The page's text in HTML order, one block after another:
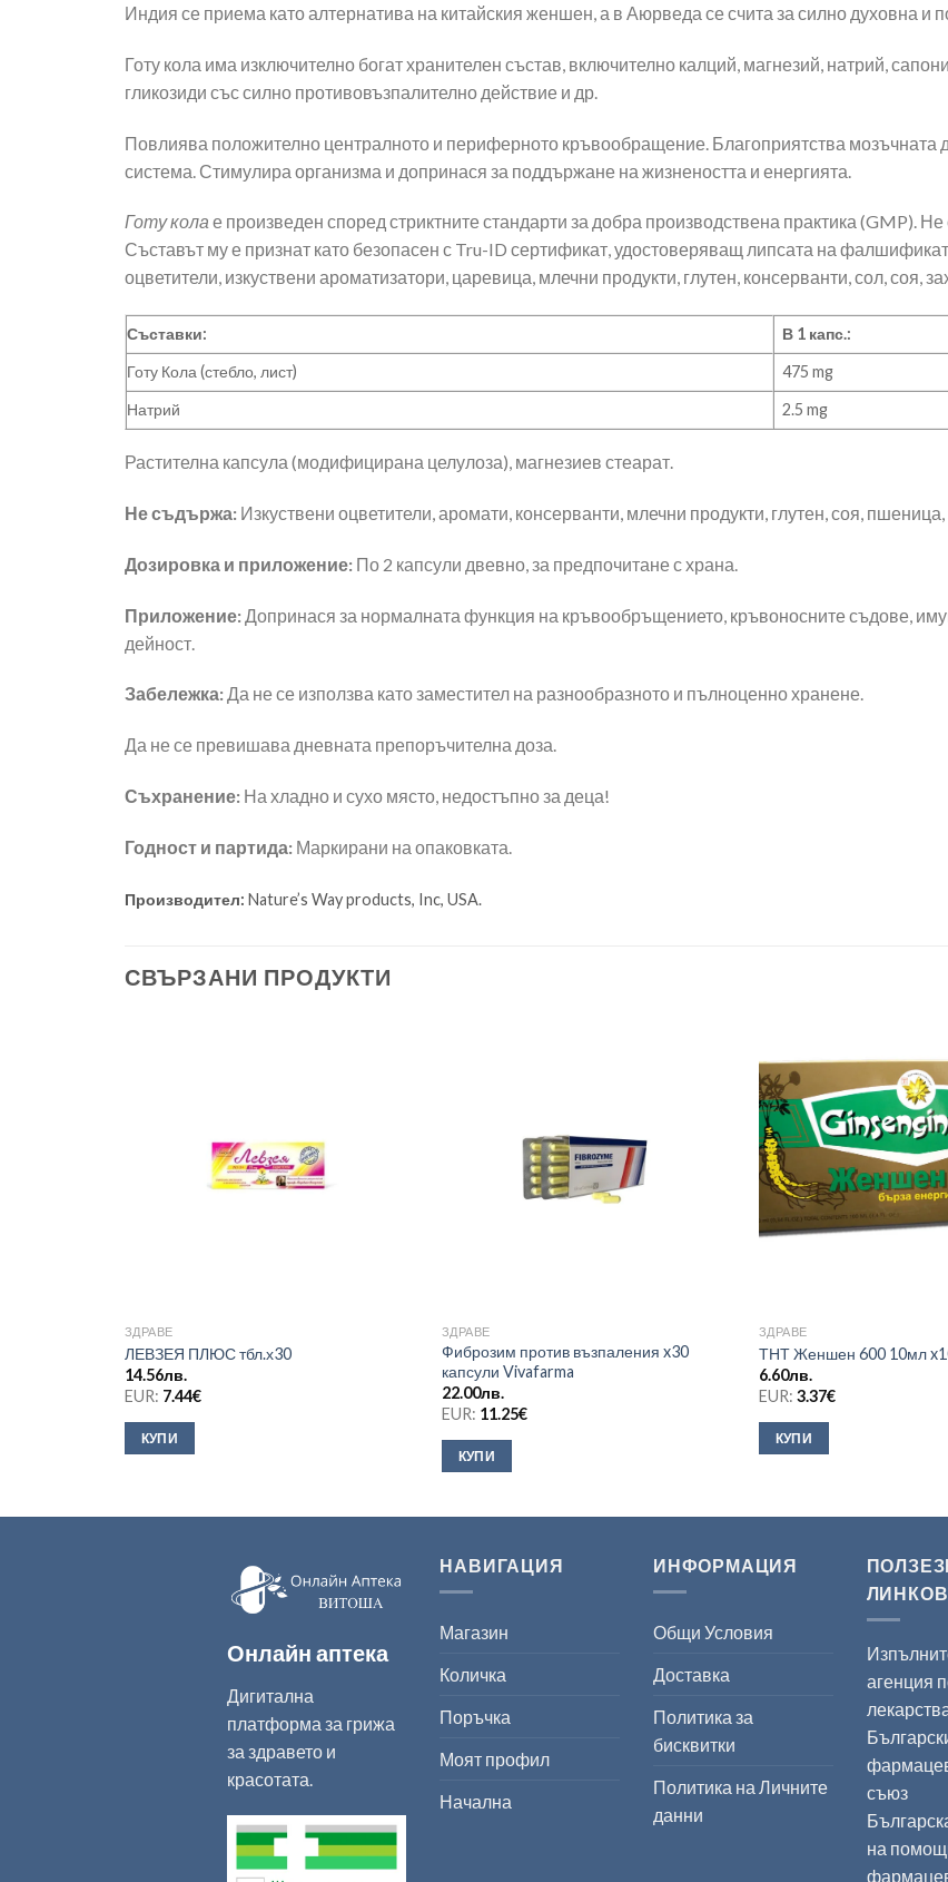
Индия се приема като алтернатива на китайския женшен, а в Аюрведа се счита за силно духовна и
Готу кола има изключително богат хранителен състав, включително калций, магнезий, натрий,
гликозиди със силно противовъзпалително действие и др.
Повлиява положително централното и периферното кръвообращение. Благоприятства мозъчната
система. Стимулира организма и допринася за поддържане на жизнеността и енергията.
Готу кола е произведен според стриктните стандарти за добра производствена практика
Съставът му е признат като безопасен с Tru-ID сертификат, удостоверяващ липсата на
оцветители, изкуствени ароматизатори, царевица, млечни продукти, глутен, консерванти, сол, соя,
Съставки: В 1 капс.:
Готу Кола (стебло, лист)
475 mg
Натрий
2.5 mg
Растителна капсула (модифицирана целулоза), магнезиев стеарат.
Не съдържа: Изкуствени оцветители, аромати, консерванти, млечни продукти, глутен, соя,
Дозировка и приложение: По 2 капсули двевно, за предпочитане с храна.
Приложение: Допринася за нормалната функция на кръвообръщението, кръвоносните съдове,
дейност.
Забележка:Да не се използва като заместител на разнообразното и пълноценно хранене.
Да не се превишава дневната препоръчителна доза.
Съхранение: На хладно и сухо място, недостъпно за деца!
Годност и партида: Маркирани на опаковката.
Производител: Nature’s Way products, Inc, USA.
СВЪРЗАНИ ПРОДУКТИ
ЗДРАВЕ
ЛЕВЗЕЯ ПЛЮС тбл.х30
14.56лв.
EUR: 7.44€
КУПИ
ЗДРАВЕ
Фиброзим против възпаления x30
капсули Vivafarma
22.00лв.
EUR: 11.25€
КУПИ
ЗДРАВЕ
ТНТ Женшен 600 10мл
6.60лв.
EUR: 3.37€
КУПИ
Онлайн аптека
Дигитална
платформа за грижа
за здравето и
красотата.
НАВИГАЦИЯ
Магазин
Количка
Поръчка
Моят профил
Начална
ИНФОРМАЦИЯ
Общи Условия
Доставка
Политика за
бисквитки
Политика на Личните
данни
агенция
съюз
на